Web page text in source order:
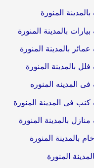
المنورة
بالمدينة المنورة
بالمدينة المنورة
بالمدينة المنورة
المدينه المنوره
فى المدينة المنورة
بالمدينة المنورة
بالمدينة المنورة
المنورة